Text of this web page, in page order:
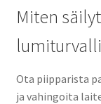
Miten
Ota piipparista
ja vahingoita